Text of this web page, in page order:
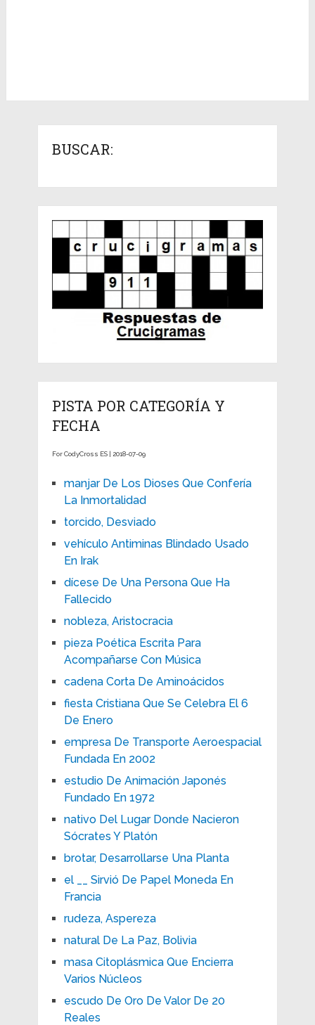
BUSCAR:
PISTA POR CATEGORÍA Y
FECHA
For CodyCross ES | 2018-07-09
manjar De Los Dioses Que Confería
La Inmortalidad
torcido, Desviado
vehículo Antiminas Blindado Usado
En Irak
dícese De Una Persona Que Ha
Fallecido
nobleza, Aristocracia
pieza Poética Escrita Para
Acompañarse Con Música
cadena Corta De Aminoácidos
fiesta Cristiana Que Se Celebra El 6
De Enero
empresa De Transporte Aeroespacial
Fundada En 2002
estudio De Animación Japonés
Fundado En 1972
nativo Del Lugar Donde Nacieron
Sócrates Y Platón
brotar, Desarrollarse Una Planta
el __ Sirvió De Papel Moneda En
Francia
rudeza, Aspereza
natural De La Paz, Bolivia
masa Citoplásmica Que Encierra
Varios Núcleos
escudo De Oro De Valor De 20
Reales